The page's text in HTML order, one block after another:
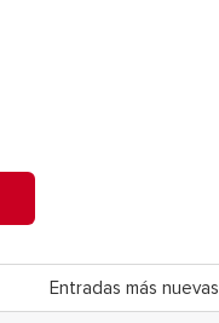
Entradas más nuevas